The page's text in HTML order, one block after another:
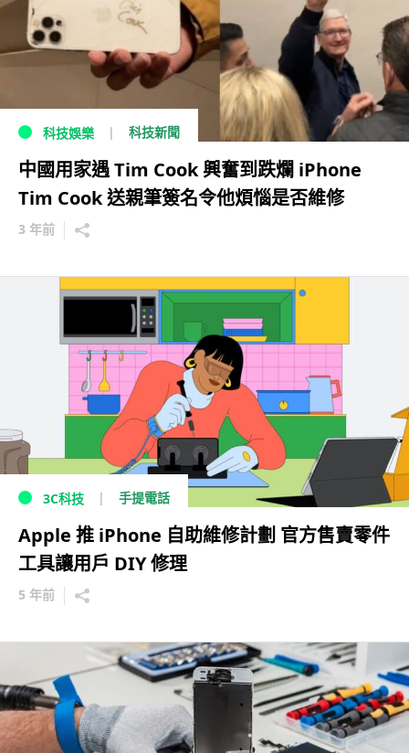
科技娛樂 科技新聞
中國用家遇 Tim Cook 興奮到跌爛 iPhone
Tim Cook 送親筆簽名令他煩惱是否維修
3 年前
3C科技 手提電話
Apple 推 iPhone 自助維修計劃 官方售賣零件
工具讓用戶 DIY 修理
5 年前